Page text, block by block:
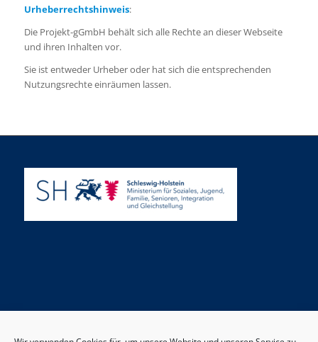
Urheberrechtshinweis:
Die Projekt-gGmbH behält sich alle Rechte an dieser Webseite
und ihren Inhalten vor.
Sie ist entweder Urheber oder hat sich die entsprechenden
Nutzungsrechte einräumen lassen.